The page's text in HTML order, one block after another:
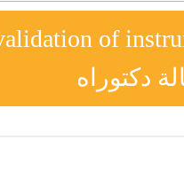
of
دكتوراه